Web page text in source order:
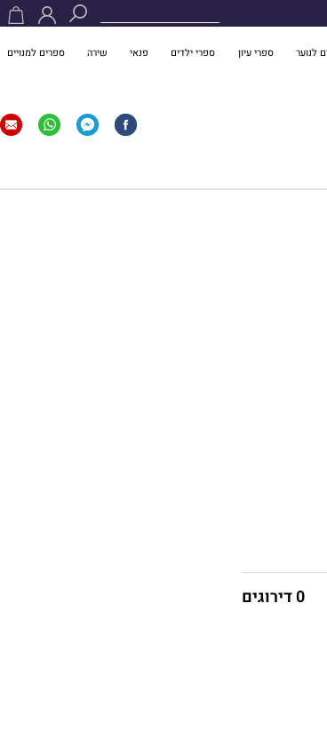
לנוער ספרי עיון ספרי ילדים פנאי שירה ספרים למנויים
0 דירוגים